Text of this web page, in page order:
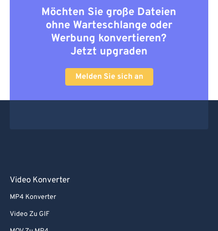
Möchten Sie große Dateien
ohne Warteschlange oder
Werbung konvertieren?
Jetzt upgraden
Melden Sie sich an
Video Konverter
MP4 Konverter
Video Zu GIF